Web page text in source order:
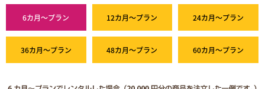
6カ月～プラン 12カ月～プラン 24カ月～プラン
36カ月～プラン 48カ月～プラン 60カ月～プラン